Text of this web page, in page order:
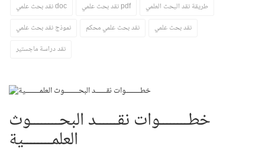
نقد بحث علمي doc
نقد بحث علمي pdf
طريقة نقد البحث العلمي
نموذج نقد بحث علمي
نقد بحث علمي محكم
نقد بحث علمي
نقد دراسة ماجستير
خطــــــــوات نقــــــد البحــــــــوث